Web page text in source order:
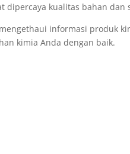
dipercaya kualitas bahan
informasi produk
kimia Anda dengan baik.